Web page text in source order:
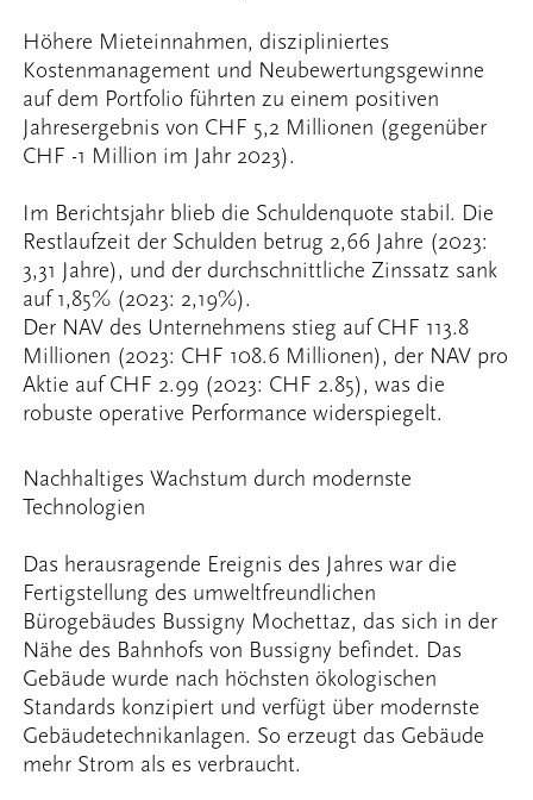
Höhere Mieteinnahmen, diszipliniertes
Kostenmanagement und Neubewertungsgewinne
auf dem Portfolio führten zu einem positiven
Jahresergebnis von CHF 5,2 Millionen (gegenüber
CHF -1 Million im Jahr 2023).
Im Berichtsjahr blieb die Schuldenquote stabil. Die
Restlaufzeit der Schulden betrug 2,66 Jahre (2023:
3,31 Jahre), und der durchschnittliche Zinssatz sank
auf 1,85% (2023: 2,19%).
Der NAV des Unternehmens stieg auf CHF 113.8
Millionen (2023: CHF 108.6 Millionen), der NAV pro
Aktie auf CHF 2.99 (2023: CHF 2.85), was die
robuste operative Performance widerspiegelt.
Nachhaltiges Wachstum durch modernste
Technologien
Das herausragende Ereignis des Jahres war die
Fertigstellung des umweltfreundlichen
Bürogebäudes Bussigny Mochettaz, das sich in der
Nähe des Bahnhofs von Bussigny befindet. Das
Gebäude wurde nach höchsten ökologischen
Standards konzipiert und verfügt über modernste
Gebäudetechnikanlagen. So erzeugt das Gebäude
mehr Strom als es verbraucht.